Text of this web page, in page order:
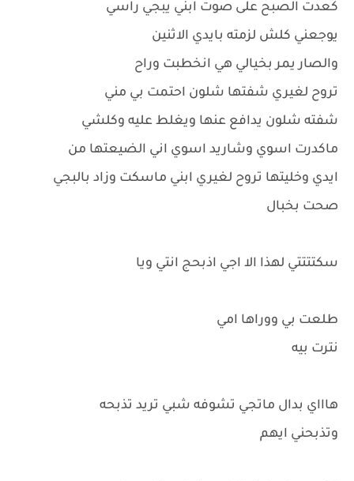
كعدت الصبح على صوت ابني يبجي راسي
يوجعني كلش لزمته بايدي الاثنين
والصار يمر بخيالي هي انخطبت وراح
تروح لغيري شفتها شلون احتمت بي مني
شفته شلون يدافع عنها ويغلط عليه وكلشي
ماكدرت اسوي وشاريد اسوي اني الضيعتها من
ايدي وخليتها تروح لغيري ابني ماسكت وزاد بالبجي
صحت بخبال
سكتتتتي لهذا الا اجي اذبحج انتي ويا
طلعت بي ووراها امي
نترت بيه
هاااي بدال ماتجي تشوفه شبي تريد تذبحه
وتذبحني ايهم